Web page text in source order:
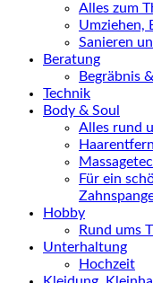
Alles zum
Umziehen,
Sanieren
Beratung
Begräbnis
Technik
Body & Soul
Alles rund
Für ein
Hobby
Rund ums
Unterhaltung
Hochzeit